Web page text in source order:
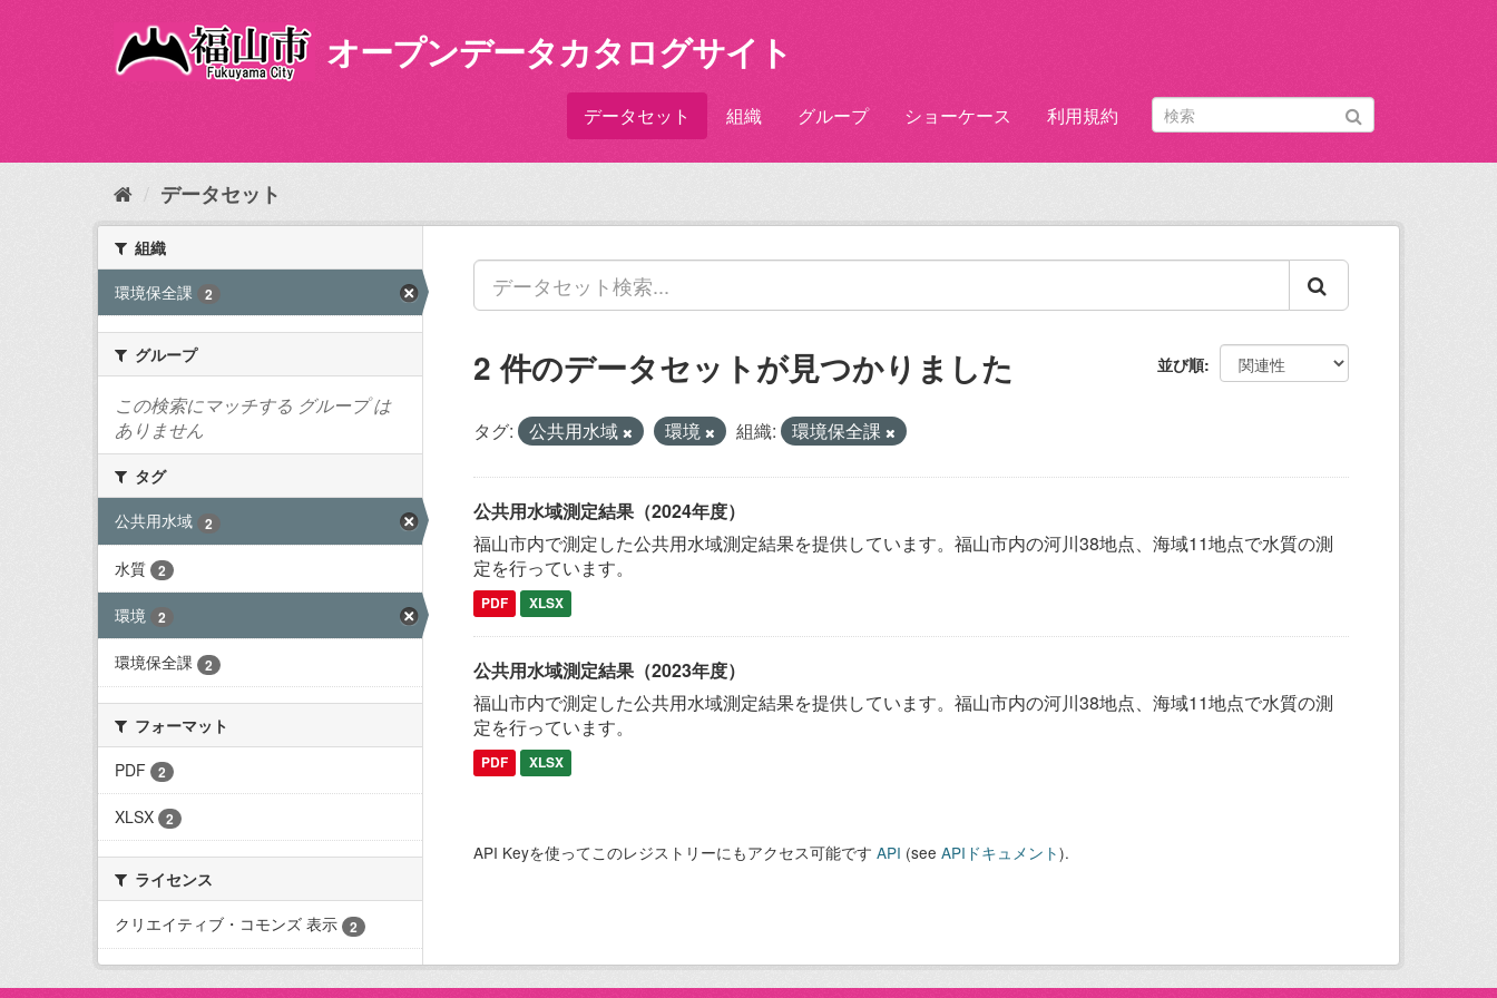
内
オープンデータカタログサイト
データセット 組織 グループ ショーケース 利用規約
データセット
組織
環境保全課
2
グループ
この検索にマッチする グループ は
ありません
タグ
公共用水域
2
水質 2
環境 2
環境保全課 2
フォーマット
PDF
2
XLSX 2
ライセンス
クリエイティブ・コモンズ 表示
2
並び順
2 件のデータセットが見つかりました
タグ: 公共用水域 環境 組織: 環境保全課
公共用水域測定結果（2024年度）
福山市内で測定した公共用水域測定結果を提供しています。福山市内の河川38地点、海域11地点で水質の測
定を行っています。
PDF XLSX
公共用水域測定結果（2023年度）
福山市内で測定した公共用水域測定結果を提供しています。福山市内の河川38地点、海域11地点で水質の測
定を行っています。
PDF XLSX
API Keyを使ってこのレジストリーにもアクセス可能です API (see APIドキュメント).